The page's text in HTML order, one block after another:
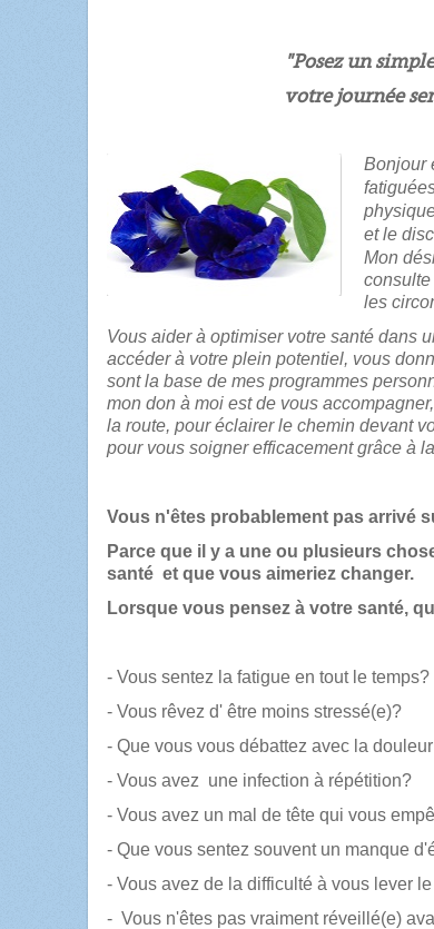
"Posez un
votre journée sera
Bonjour
et le
Mon
consulte
les
Vous aider à optimiser votre santé dans
accéder à votre plein potentiel, vous
sont la base de mes programmes
mon don à moi est de vous
la route, pour éclairer le chemin devant
pour vous soigner efficacement grâce à
Vous n'êtes probablement pas arrivé
Parce que il y a une ou plusieurs
santé et que vous aimeriez changer.
Lorsque vous pensez à votre santé,
- Vous sentez la fatigue en tout le temps?
- Vous rêvez d' être moins stressé(e)?
- Que vous vous débattez avec la
- Vous avez une infection à répétition?
- Vous avez un mal de tête qui vous
- Que vous sentez souvent un manque
- Vous avez de la difficulté à vous lever
- Vous n'êtes pas vraiment réveillé(e)